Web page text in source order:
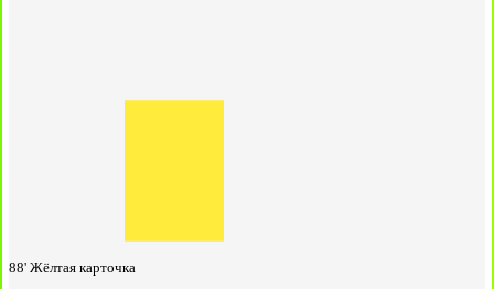
88' Жёлтая карточка